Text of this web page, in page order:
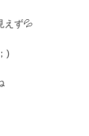
えず💦
)